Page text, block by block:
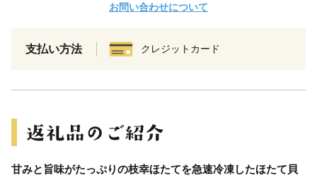
お問い合わせについて
支払い方法 クレジットカード
甘みと旨味がたっぷりの枝幸ほたてを急速冷凍したほたて貝